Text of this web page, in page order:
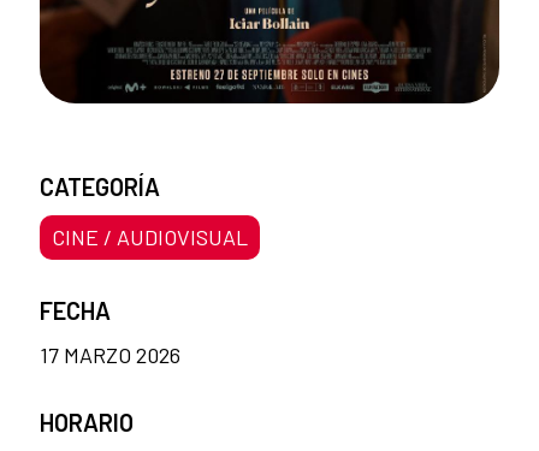
CATEGORÍA
CINE / AUDIOVISUAL
FECHA
17 MARZO 2026
HORARIO